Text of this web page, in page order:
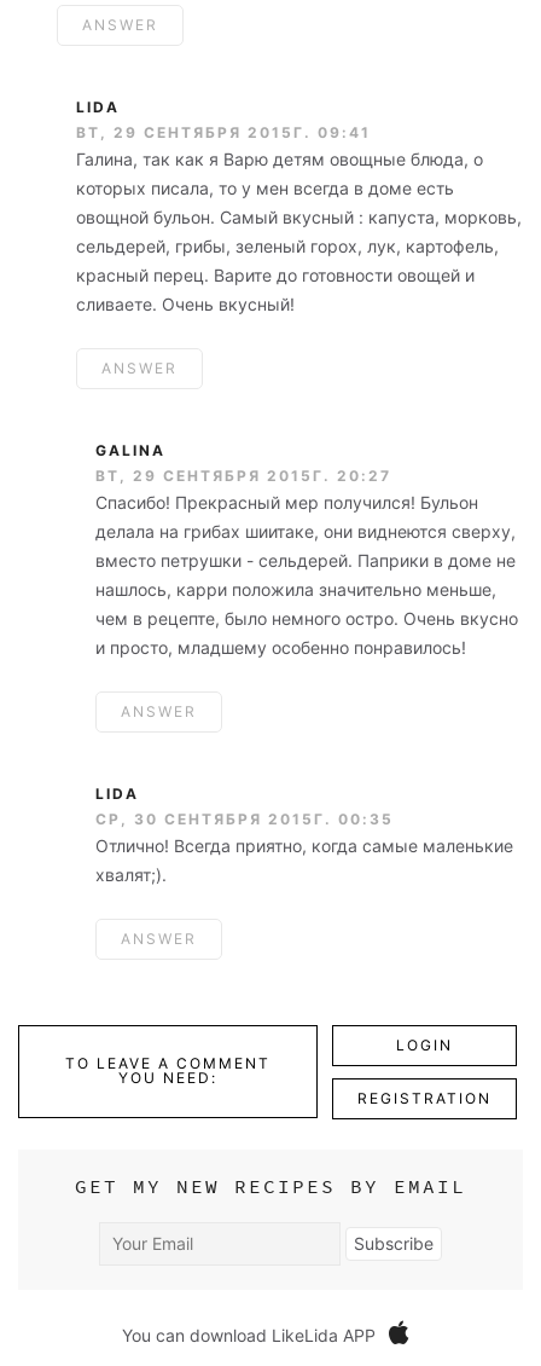
ANSWER
LIDA
ВТ, 29 СЕНТЯБРЯ 2015Г. 09:41
Галина, так как я Варю детям овощные блюда, о
которых писала, то у мен всегда в доме есть
овощной бульон. Самый вкусный : капуста, морковь,
сельдерей, грибы, зеленый горох, лук, картофель,
красный перец. Варите до готовности овощей и
сливаете. Очень вкусный!
ANSWER
GALINA
ВТ, 29 СЕНТЯБРЯ 2015Г. 20:27
Спасибо! Прекрасный мер получился! Бульон
делала на грибах шиитаке, они виднеются сверху,
вместо петрушки - сельдерей. Паприки в доме не
нашлось, карри положила значительно меньше,
чем в рецепте, было немного остро. Очень вкусно
и просто, младшему особенно понравилось!
ANSWER
LIDA
СР, 30 СЕНТЯБРЯ 2015Г. 00:35
Отлично! Всегда приятно, когда самые маленькие
хвалят;).
ANSWER
TO LEAVE A COMMENT
YOU NEED:
LOGIN
REGISTRATION
GET MY NEW RECIPES BY EMAIL
Your
Subscribe
You can download LikeLida APP